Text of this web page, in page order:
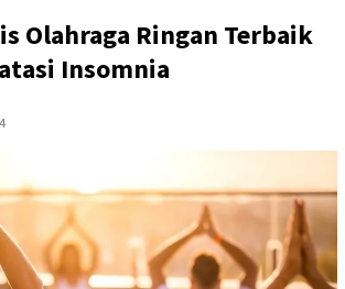
Olahraga Ringan Terbaik
Insomnia